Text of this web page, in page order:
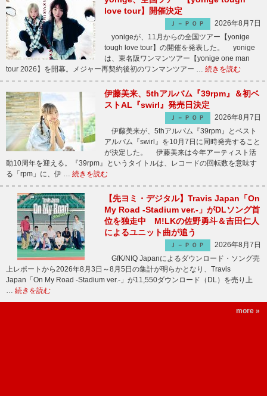
love tour】開催決定
Ｊ－ＰＯＰ
2026年8月7日
yonigeが、11月からの全国ツアー【yonige
tough love tour】の開催を発表した。 yonige
は、東名阪ワンマンツアー【yonige one man
tour 2026】を開幕。メジャー再契約後初のワンマンツアー … 続きを読む
伊藤美来、5thアルバム『39rpm』＆初ベ
ストAL『swirl』発売日決定
Ｊ－ＰＯＰ
2026年8月7日
伊藤美来が、5thアルバム『39rpm』とベスト
アルバム『swirl』を10月7日に同時発売すること
が決定した。 伊藤美来は今年アーティスト活
動10周年を迎える。『39rpm』というタイトルは、レコードの回転数を意味す
る「rpm」に、伊 … 続きを読む
【先ヨミ・デジタル】Travis Japan「On
My Road -Stadium ver.-」がDLソング首
位を独走中 M!LKの佐野勇斗＆吉田仁人
によるユニット曲が追う
Ｊ－ＰＯＰ
2026年8月7日
GfK/NIQ Japanによるダウンロード・ソング売
上レポートから2026年8月3日～8月5日の集計が明らかとなり、Travis
Japan「On My Road -Stadium ver.-」が11,550ダウンロード（DL）を売り上
… 続きを読む
more »